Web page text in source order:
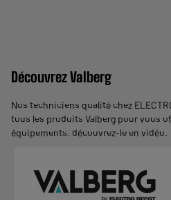
Découvrez Valberg
Nos techniciens qualité chez
tous les produits Valberg pour vous
équipements, découvrez-le en vidéo.